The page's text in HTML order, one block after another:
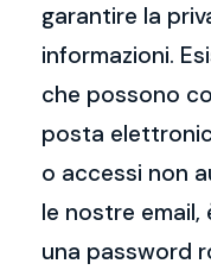
garantire la
informazioni.
che possono
posta
o accessi non
le nostre email,
una password